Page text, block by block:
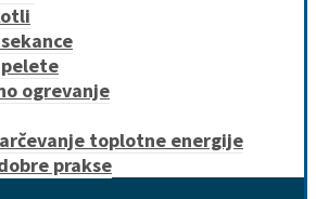
ogrevanje
toplotne energije
prakse